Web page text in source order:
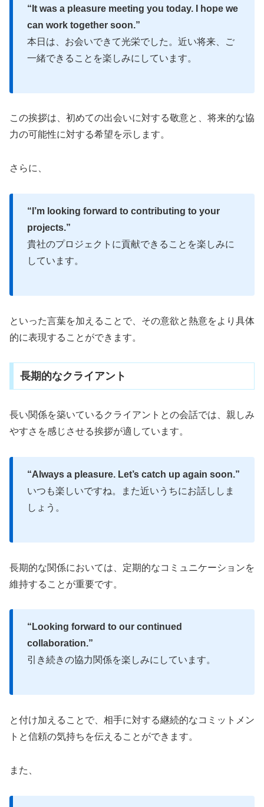
“It was a pleasure meeting you today. I hope we
can work together soon.”
本日は、お会いできて光栄でした。近い将来、ご
一緒できることを楽しみにしています。
この挨拶は、初めての出会いに対する敬意と、将来的な協
力の可能性に対する希望を示します。
さらに、
“I’m looking forward to contributing to your
projects.”
貴社のプロジェクトに貢献できることを楽しみに
しています。
といった言葉を加えることで、その意欲と熱意をより具体
的に表現することができます。
長期的なクライアント
長い関係を築いているクライアントとの会話では、親しみ
やすさを感じさせる挨拶が適しています。
“Always a pleasure. Let’s catch up again soon.”
いつも楽しいですね。また近いうちにお話ししま
しょう。
長期的な関係においては、定期的なコミュニケーションを
維持することが重要です。
“Looking forward to our continued
collaboration.”
引き続きの協力関係を楽しみにしています。
と付け加えることで、相手に対する継続的なコミットメン
トと信頼の気持ちを伝えることができます。
また、